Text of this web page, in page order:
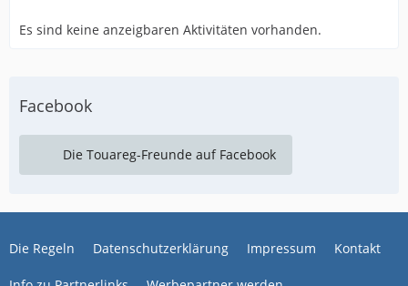
Es sind keine anzeigbaren Aktivitäten vorhanden.
Facebook
Die Touareg-Freunde auf Facebook
Die Regeln Datenschutzerklärung Impressum Kontakt